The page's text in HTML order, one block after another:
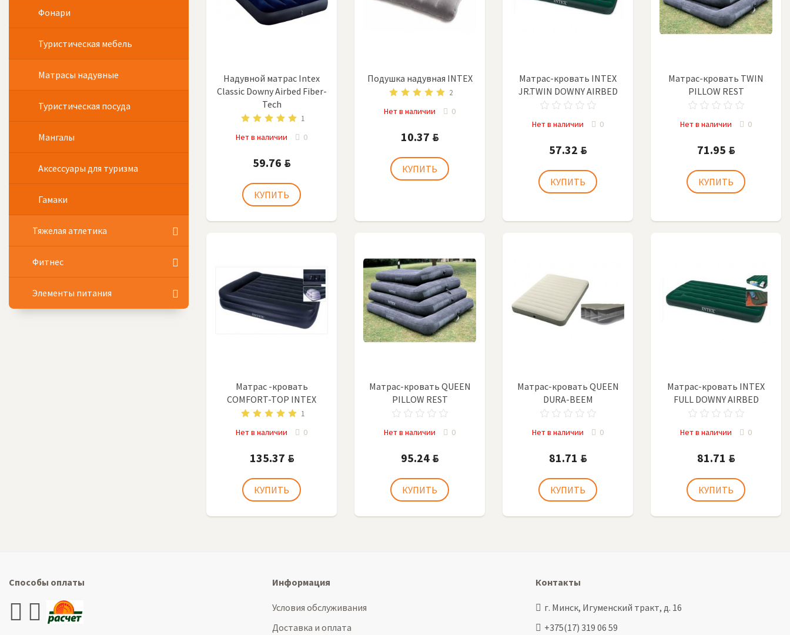
Надувной матрас Intex
Classic Downy Airbed Fiber-
Tech
1
Нет в наличии 0
59.76 BYN
Подушка надувная INTEX
2
Нет в наличии 0
10.37 BYN
Матрас-кровать INTEX
JR.TWIN DOWNY AIRBED
Нет в наличии 0
57.32 BYN
Матрас-кровать TWIN
PILLOW REST
Нет в наличии 0
71.95 BYN
Матрас -кровать
COMFORT-TOP INTEX
1
Нет в наличии 0
135.37 BYN
Матрас-кровать QUEEN
PILLOW REST
Нет в наличии 0
95.24 BYN
Матрас-кровать QUEEN
DURA-BEEM
Нет в наличии 0
81.71 BYN
Матрас-кровать INTEX
FULL DOWNY AIRBED
Нет в наличии 0
81.71 BYN
Фонари
Туристическая мебель
Матрасы надувные
Туристическая посуда
Мангалы
Аксессуары для туризма
Гамаки
Тяжелая атлетика
Фитнес
Элементы питания
Способы оплаты Информация
Условия обслуживания
Доставка и оплата
Контакты
г. Минск, Игуменский тракт, д. 16
+375(17) 319 06 59